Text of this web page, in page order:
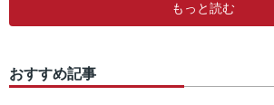
もっと読む
おすすめ記事